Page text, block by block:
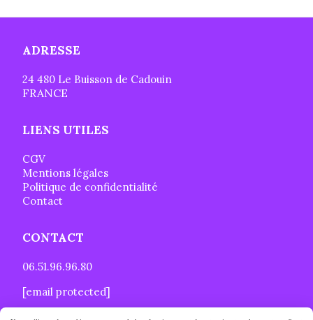
ADRESSE
24 480 Le Buisson de Cadouin
FRANCE
LIENS UTILES
CGV
Mentions légales
Politique de confidentialité
Contact
CONTACT
06.51.96.96.80
[email protected]